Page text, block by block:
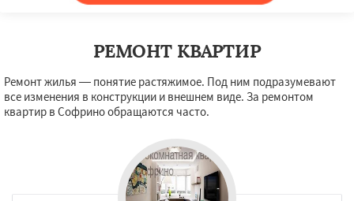
РЕМОНТ КВАРТИР
Ремонт жилья — понятие растяжимое. Под ним подразумевают
все изменения в конструкции и внешнем виде. За ремонтом
квартир в Софрино обращаются часто.